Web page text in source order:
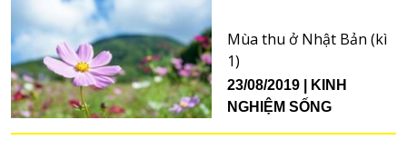
Mùa thu ở Nhật Bản (kì
1)
23/08/2019
KINH
NGHIỆM SỐNG